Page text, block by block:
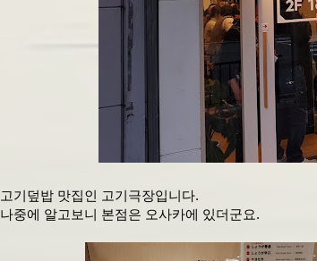
고기덮밥 맛집인 고기극장입니다.
나중에 알고보니 본점은 오사카에 있더군요.